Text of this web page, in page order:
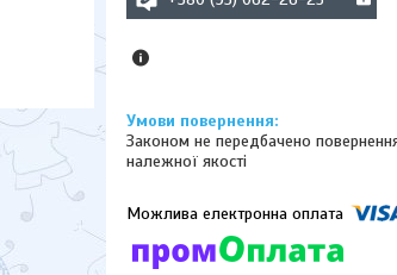
Законом не передбачено
належної якості